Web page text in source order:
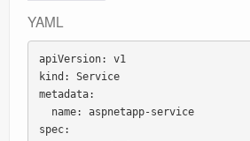
YAML
apiVersion: v1
kind: Service
metadata:
spec: